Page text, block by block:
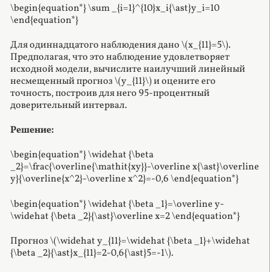
\begin{equation*} \sum _{i=1}^{10}x_i{\ast}y_i=10
\end{equation*}
Для одиннадцатого наблюдения дано \(x_{11}=5\).
Предполагая, что это наблюдение удовлетворяет
исходной модели, вычислите наилучший линейный
несмещенный прогноз \(y_{11}\) и оцените его
точность, построив для него 95-процентный
доверительный интервал.
Решение:
\begin{equation*} \widehat {\beta
_2}=\frac{\overline{\mathit{xy}}-\overline x{\ast}\overline
y}{\overline{x^2}-\overline x^2}=-0,6 \end{equation*}
\begin{equation*} \widehat {\beta _1}=\overline y-
\widehat {\beta _2}{\ast}\overline x=2 \end{equation*}
Прогноз \(\widehat y_{11}=\widehat {\beta _1}+\widehat
{\beta _2}{\ast}x_{11}=2-0,6{\ast}5=-1\).